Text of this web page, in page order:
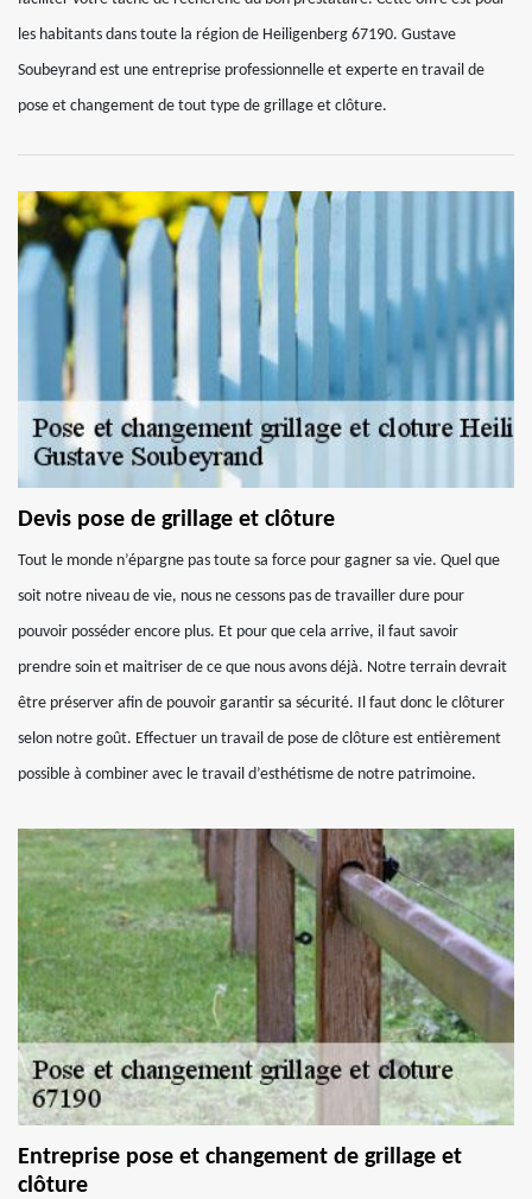
les habitants dans toute la région de Heiligenberg 67190. Gustave
Soubeyrand est une entreprise professionnelle et experte en travail de
pose et changement de tout type de grillage et clôture.
Devis pose de grillage et clôture
Tout le monde n’épargne pas toute sa force pour gagner sa vie. Quel que
soit notre niveau de vie, nous ne cessons pas de travailler dure pour
pouvoir posséder encore plus. Et pour que cela arrive, il faut savoir
prendre soin et maitriser de ce que nous avons déjà. Notre terrain devrait
être préserver afin de pouvoir garantir sa sécurité. Il faut donc le clôturer
selon notre goût. Effectuer un travail de pose de clôture est entièrement
possible à combiner avec le travail d’esthétisme de notre patrimoine.
Entreprise pose et changement de grillage et
clôture